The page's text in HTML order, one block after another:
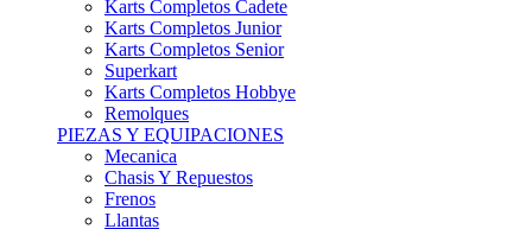
Karts Completos Cadete
Karts Completos Junior
Karts Completos Senior
Superkart
Karts Completos Hobbye
Remolques
PIEZAS Y EQUIPACIONES
Mecanica
Chasis Y Repuestos
Frenos
Llantas